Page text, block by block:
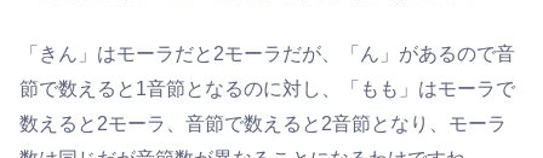
「きん」はモーラだと2モーラだが、「ん」があるので音
節で数えると1音節となるのに対し、「もも」はモーラで
数えると2モーラ、音節で数えると2音節となり、モーラ